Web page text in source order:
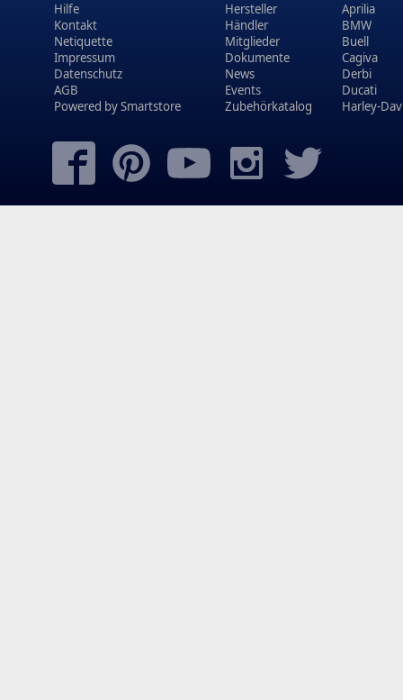
Hilfe
Kontakt
Netiquette
Impressum
Datenschutz
AGB
Powered bySmartstore
Hersteller
Händler
Mitglieder
Dokumente
News
Events
Zubehörkatalog
Aprilia
BMW
Buell
Cagiva
Derbi
Ducati
Harley-